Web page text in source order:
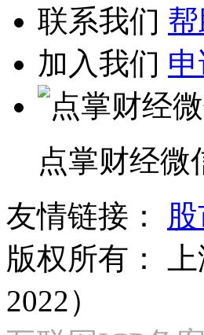
联系我们
加入我们
点掌财经微
友情链接：
版权所有：
2022）